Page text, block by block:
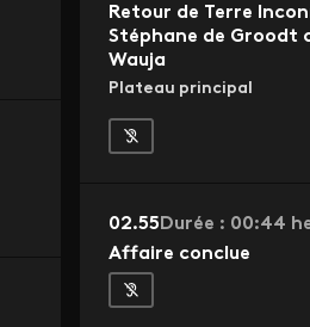
Retour de Terre
Stéphane de Groodt
Wauja
Plateau principal
02.55 Durée : 00:44
Affaire conclue